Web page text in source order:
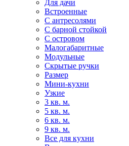
Для дачи
Встроенные
С антресолями
С барной стойкой
С островом
Малогабаритные
Модульные
Скрытые ручки
Размер
Мини-кухни
Узкие
3 кв. м.
5 кв. м.
6 кв. м.
9 кв. м.
Все для кухни